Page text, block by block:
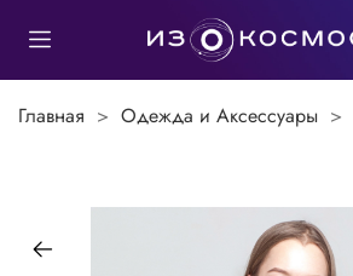
Главная Одежда и Аксессуары